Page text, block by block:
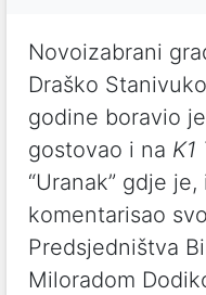
Novoizabrani
Draško
godine boravio
gostovao i na K1
“Uranak” gdje
komentarisao
Predsjedništva
Miloradom